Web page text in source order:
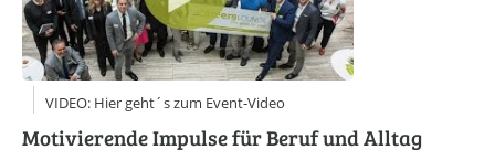
Über uns
Presse
Werbemöglichkeiten
Kontakt
Impressum
Datenschutzerklärung
VIDEO: Hier geht´s zum Event-Video
Motivierende Impulse für Beruf und Alltag